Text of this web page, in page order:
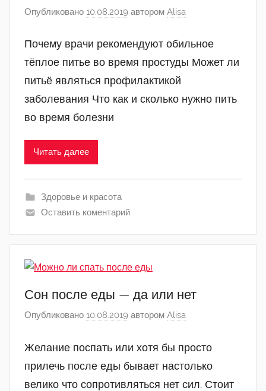
Опубликовано 10.08.2019 автором Alisa
Почему врачи рекомендуют обильное
тёплое питье во время простуды Может ли
питьё являться профилактикой
заболевания Что как и сколько нужно пить
во время болезни
Читать далее
Здоровье и красота
Оставить коментарий
Сон после еды — да или нет
Опубликовано 10.08.2019 автором Alisa
Желание поспать или хотя бы просто
прилечь после еды бывает настолько
велико что сопротивляться нет сил. Стоит